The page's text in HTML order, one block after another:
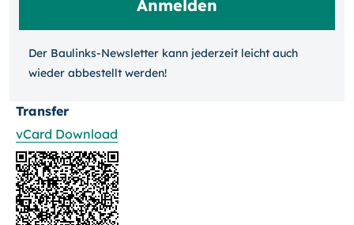
Der Baulinks-Newsletter kann jeder­zeit leicht auch
wieder ab­bestellt werden!
Transfer
vCard Download